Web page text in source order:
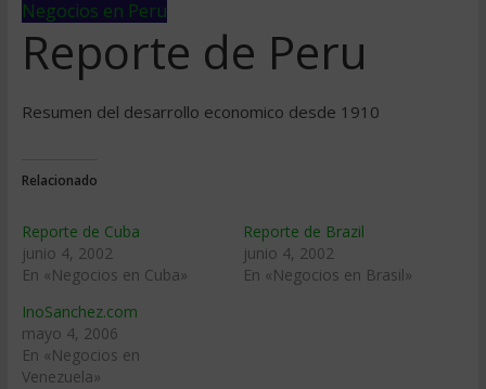
Negocios en Peru
Reporte de Peru
Resumen del desarrollo economico desde 1910
Relacionado
Reporte de Cuba
junio 4, 2002
En «Negocios en Cuba»
Reporte de Brazil
junio 4, 2002
En «Negocios en Brasil»
InoSanchez.com
mayo 4, 2006
En «Negocios en
Venezuela»